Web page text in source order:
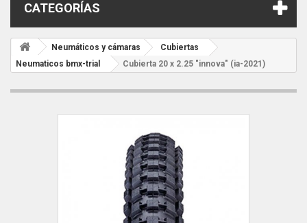
CATEGORÍAS
Neumáticos y cámaras
Cubiertas
Neumaticos bmx-trial
Cubierta 20 x 2.25 "innova" (ia-2021)